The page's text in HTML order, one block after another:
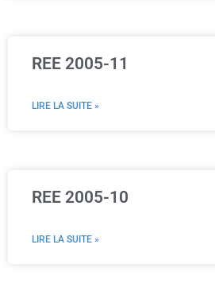
REE 2005-11
LIRE LA SUITE »
REE 2005-10
LIRE LA SUITE »